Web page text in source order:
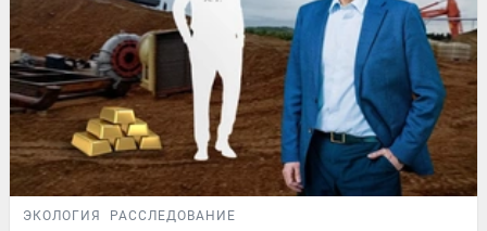
ЭКОЛОГИЯ РАССЛЕДОВАНИЕ